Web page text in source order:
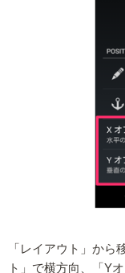
「レイアウト」から
ト」で横方向、「Y